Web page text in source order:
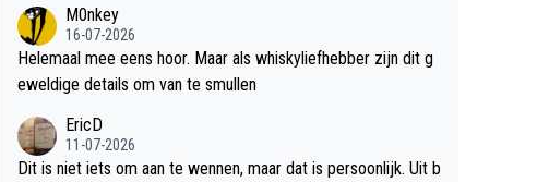
M0nkey
16-07-2026
Helemaal mee eens hoor. Maar als whiskyliefhebber zijn dit g
eweldige details om van te smullen
EricD
11-07-2026
Dit is niet iets om aan te wennen, maar dat is persoonlijk. Uit b